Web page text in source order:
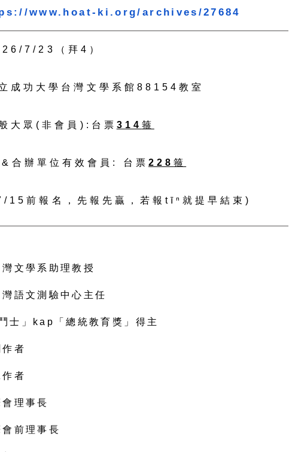
www.hoat-ki.org/ archives/27684
7/23（拜4）
成功大學台灣文學系館88154教室
大眾(非會員):台票 314 箍
單位有效會員: 台票 228箍
15前報名，先報先贏， 若報tīⁿ就提早結束)
文學系助理教授
語文測驗中心主任
士」kap「總統教育獎」得主
者
者
理事長
前理事長